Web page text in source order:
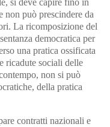
si deve capire fino in
non può prescindere da
La ricomposizione del
democratica per
una pratica ossificata
ricadute sociali delle
non si può
della pratica
contratti nazionali e